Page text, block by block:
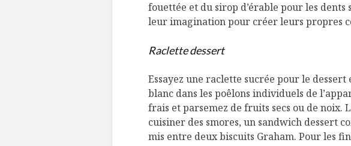
fouettée et du sirop d’érable pour les dents
leur imagination pour créer leurs propres
Raclette dessert
Essayez une raclette sucrée pour le
blanc dans les poêlons individuels de
frais et parsemez de fruits secs ou de noix.
cuisiner des smores, un sandwich dessert
mis entre deux biscuits Graham. Pour les